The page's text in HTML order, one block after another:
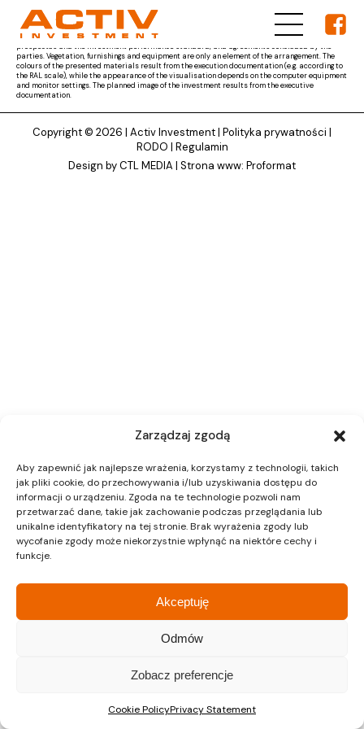
Zarządzaj zgodą
Aby zapewnić jak najlepsze wrażenia, korzystamy z technologii, takich
jak pliki cookie, do przechowywania i/lub uzyskiwania dostępu do
informacji o urządzeniu. Zgoda na te technologie pozwoli nam
przetwarzać dane, takie jak zachowanie podczas przeglądania lub
unikalne identyfikatory na tej stronie. Brak wyrażenia zgody lub
wycofanie zgody może niekorzystnie wpłynąć na niektóre cechy i
funkcje.
Akceptuję
Odmów
Zobacz preferencje
Cookie PolicyPrivacy Statement
The materials presented on ACTIV Investment's website are for reference only and the subject
matter of the developer's obligation results from the parties' agreement and the project
documentation approved by the competent authority, as well as other documents, i.e. the
prospectus and the investment performance standard, and agreements concluded by the
parties. Vegetation, furnishings and equipment are only an element of the arrangement. The
colours of the presented materials result from the execution documentation (e.g. according to
the RAL scale), while the appearance of the visualisation depends on the computer equipment
and monitor settings. The planned image of the investment results from the executive
documentation.
Copyright © 2026 | Activ Investment| Polityka prywatności |
RODO | Regulamin
Design by CTL MEDIA | Strona www: Proformat